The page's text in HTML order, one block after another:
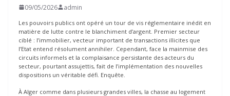
09/05/2026 admin
Les pouvoirs publics ont opéré un tour de vis réglementaire inédit en
matière de lutte contre le blanchiment d’argent. Premier secteur
ciblé : l’immobilier, vecteur important de transactions illicites que
l’Etat entend résolument annihiler. Cependant, face la mainmise des
circuits informels et la complaisance persistante des acteurs du
secteur, pourtant assujettis, fait de l’implémentation des nouvelles
dispositions un véritable défi. Enquête.
À Alger comme dans plusieurs grandes villes, la chasse au logement